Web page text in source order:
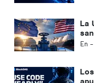
La
En -